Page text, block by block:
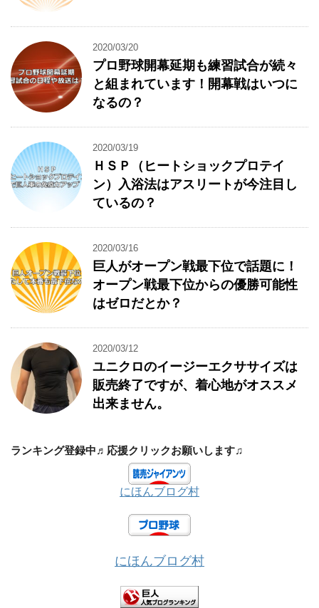
2020/03/20
プロ野球開幕延期も練習試合が続々
と組まれています！開幕戦はいつに
なるの？
2020/03/19
ＨＳＰ（ヒートショックプロテイ
ン）入浴法はアスリートが今注目し
ているの？
2020/03/16
巨人がオープン戦最下位で話題に！
オープン戦最下位からの優勝可能性
はゼロだとか？
2020/03/12
ユニクロのイージーエクササイズは
販売終了ですが、着心地がオススメ
出来ません。
ランキング登録中♬応援クリックお願いします♫
にほんブログ村
にほんブログ村